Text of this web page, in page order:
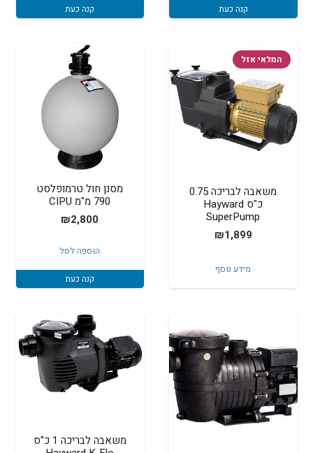
קנה כעת קנה כעת
המלאי אזל
משאבה לבריכה 0.75
כ"ס Hayward
SuperPump
₪1,899
מידע נוסף
מסנן חול טרמופלסט
790 מ"מ CIPU
₪2,800
הוספה לסל
קנה כעת
משאבה לבריכה 1 כ"ס